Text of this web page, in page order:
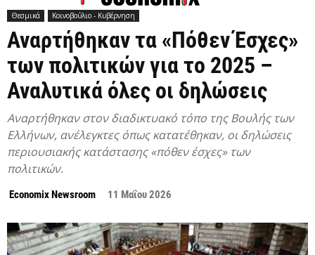
Θεσμικά Κοινοβούλιο - Κυβέρνηση
Αναρτήθηκαν τα «Πόθεν Έσχες»
των πολιτικών για το 2025 –
Αναλυτικά όλες οι δηλώσεις
Αναρτήθηκαν στον διαδικτυακό τόπο της Βουλής των
Ελλήνων, ανέλεγκτες όπως κατατέθηκαν, οι δηλώσεις
περιουσιακής κατάστασης «πόθεν έσχες» των
πολιτικών.
Economix Newsroom 11 Μαΐου 2026